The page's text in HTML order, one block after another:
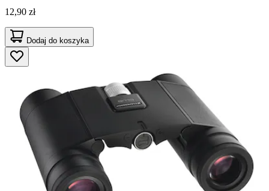
12,90 zł
Dodaj do koszyka